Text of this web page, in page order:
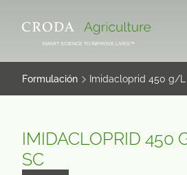
CONTENIDOSMART SCIENCE TO IMPROVE LIVES™
Formulación Imidacloprid 450 g/L
IMIDACLOPRID 450
SC